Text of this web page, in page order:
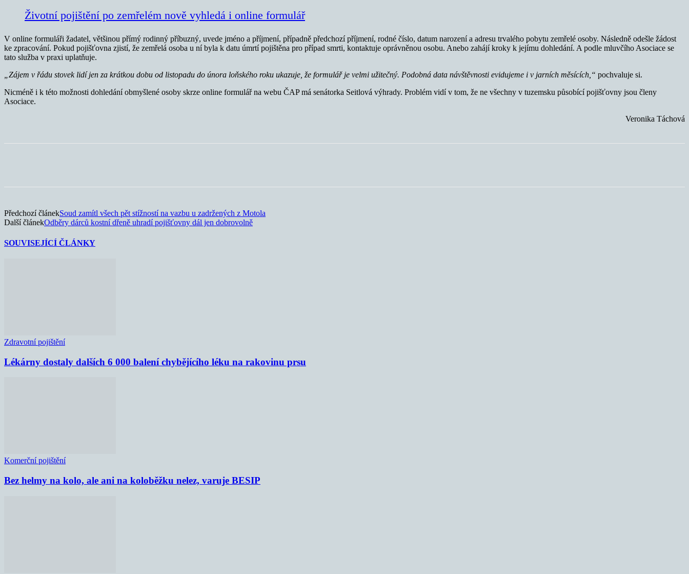
Životní pojištění po zemřelém nově vyhledá i online formulář
V online formuláři žadatel, většinou přímý rodinný příbuzný, uvede jméno a příjmení, případně předchozí příjmení, rodné číslo, datum narození a adresu trvalého pobytu zemřelé osoby. Následně odešle žádost
ke zpracování. Pokud pojišťovna zjistí, že zemřelá osoba u ní byla k datu úmrtí pojištěna pro případ smrti, kontaktuje oprávněnou osobu. Anebo zahájí kroky k jejímu dohledání. A podle mluvčího Asociace se
tato služba v praxi uplatňuje.
„Zájem v řádu stovek lidí jen za krátkou dobu od listopadu do února loňského roku ukazuje, že formulář je velmi užitečný. Podobná data návštěvnosti evidujeme i v jarních měsících,“ pochvaluje si.
Nicméně i k této možnosti dohledání obmyšlené osoby skrze online formulář na webu ČAP má senátorka Seitlová výhrady. Problém vidí v tom, že ne všechny v tuzemsku působící pojišťovny jsou členy
Asociace.
Veronika Táchová
Předchozí článekSoud zamítl všech pět stížností na vazbu u zadržených z Motola
Další článekOdběry dárců kostní dřeně uhradí pojišťovny dál jen dobrovolně
SOUVISEJÍCÍ ČLÁNKY
Zdravotní pojištění
Lékárny dostaly dalších 6 000 balení chybějícího léku na rakovinu prsu
Komerční pojištění
Bez helmy na kolo, ale ani na koloběžku nelez, varuje BESIP